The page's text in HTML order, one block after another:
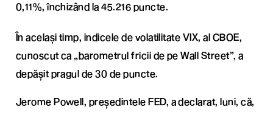
0,11%, închizând la 45.216 puncte.
În același timp, indicele de volatilitate VIX, al CBOE,
cunoscut ca „barometrul fricii de pe Wall Street”, a
depășit pragul de 30 de puncte.
Jerome Powell, președintele FED, a declarat, luni, că,